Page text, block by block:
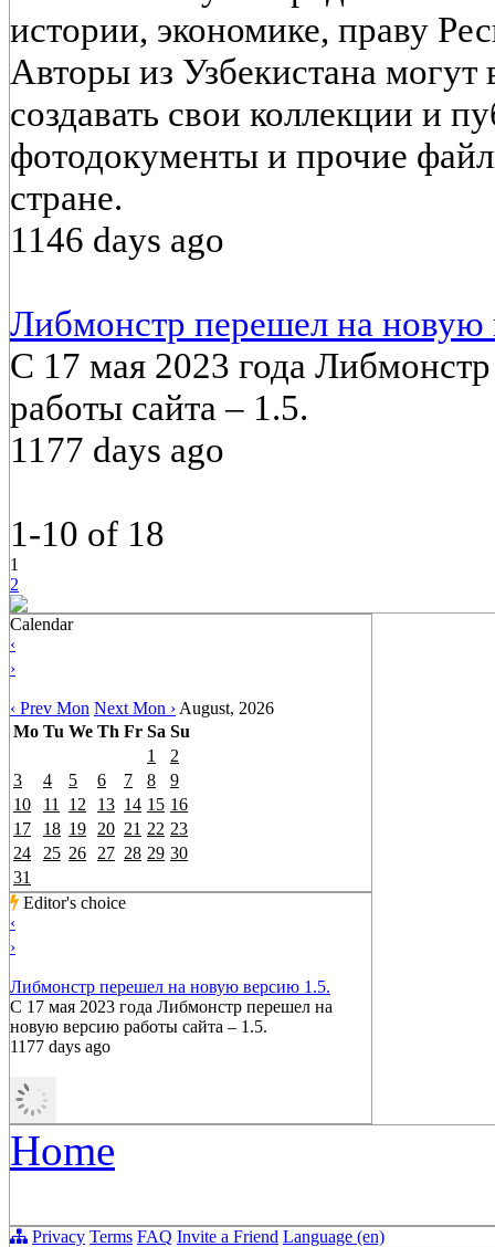
истории, экономике, праву
Авторы из Узбекистана могут
создавать свои коллекции и
фотодокументы и прочие
стране.
1146 days ago
Либмонстр перешел на новую
С 17 мая 2023 года
работы сайта – 1.5.
1177 days ago
1-10 of 18
1
2
Calendar
‹
›
‹ Prev Mon Next Mon › August, 2026
Mo Tu We Th Fr Sa Su
1
2
3
4 5 6 7 8
9
10
11 12 13 14 15 16
17
18 19 20 21 22 23
24
25 26 27 28 29 30
31
Editor's choice
‹
›
Либмонстр перешел на новую версию 1.5.
С 17 мая 2023 года Либмонстр перешел на
новую версию работы сайта – 1.5.
1177 days ago
Home
Privacy Terms FAQ Invite a Friend Language (en)